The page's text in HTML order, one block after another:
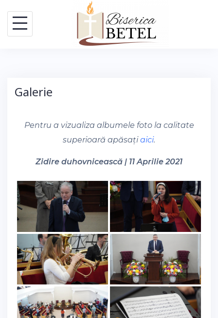
content
Galerie
Pentru a vizualiza albumele foto la calitate
superioară apăsațiaici.
Zidire duhovnicească | 11 Aprilie 2021